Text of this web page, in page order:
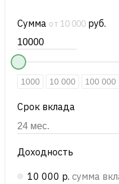
Сумма от 10 000руб.
1000 10 000 100 000
Срок вклада
Доходность
10 000 р. сумма